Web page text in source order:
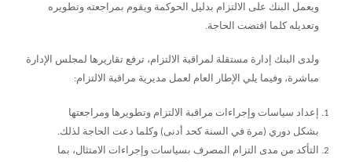
ويعمل البنك على الالتزام بدليل الحوكمة ويقوم بمراجعته وتطويره
وتعديله كلما اقتضت الحاجة.
ولدى البنك إدارة مستقلة لمراقبة الالتزام، ترفع تقاريرها لمجلس الإدارة
مباشرة، وفيما يلي الإطار العام لعمل مديرية مراقبة الالتزام:
إعداد سياسات وإجراءات مراقبة الالتزام وتطويرها ومراجعتها
بشكل دوري (مرة في السنة كحد أدنى) وكلما دعت الحاجة لذلك.
التأكد من مدى التزام المصرف بسياسات وإجراءات الامتثال، بما